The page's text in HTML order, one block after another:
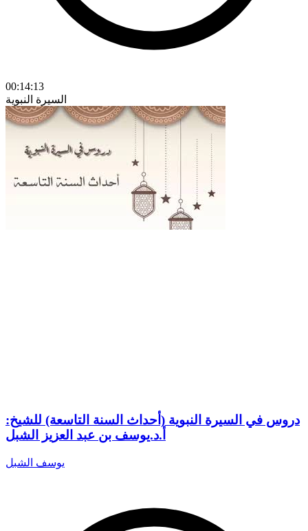
00:14:13
السيرة النبوية
دروس في السيرة النبوية (أحداث السنة التاسعة) للشيخ:
أ.د.يوسف بن عبد العزيز الشبل
يوسف الشبل